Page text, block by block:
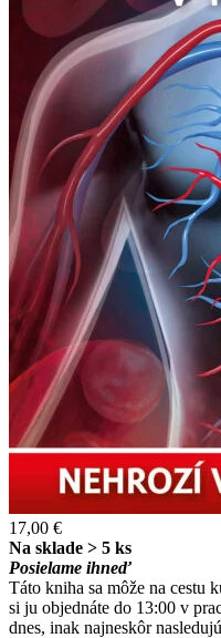
17,00 €
Na sklade > 5 ks
Posielame ihneď
Táto kniha sa môže na
si ju objednáte do 13:00 v
dnes, inak najneskôr